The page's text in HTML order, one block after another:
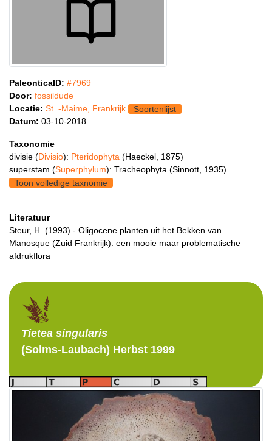
PaleonticaID: #7969
Door: fossildude
Locatie: St. -Maime, Frankrijk
Soortenlijst
Datum: 03-10-2018
Taxonomie
divisie (Divisio): Pteridophyta (Haeckel, 1875)
superstam (Superphylum): Tracheophyta (Sinnott, 1935)
Toon volledige taxnomie
Literatuur
Steur, H. (1993) - Oligocene planten uit het Bekken van
Manosque (Zuid Frankrijk): een mooie maar problematische
afdrukflora
Tietea singularis
(Solms-Laubach) Herbst 1999